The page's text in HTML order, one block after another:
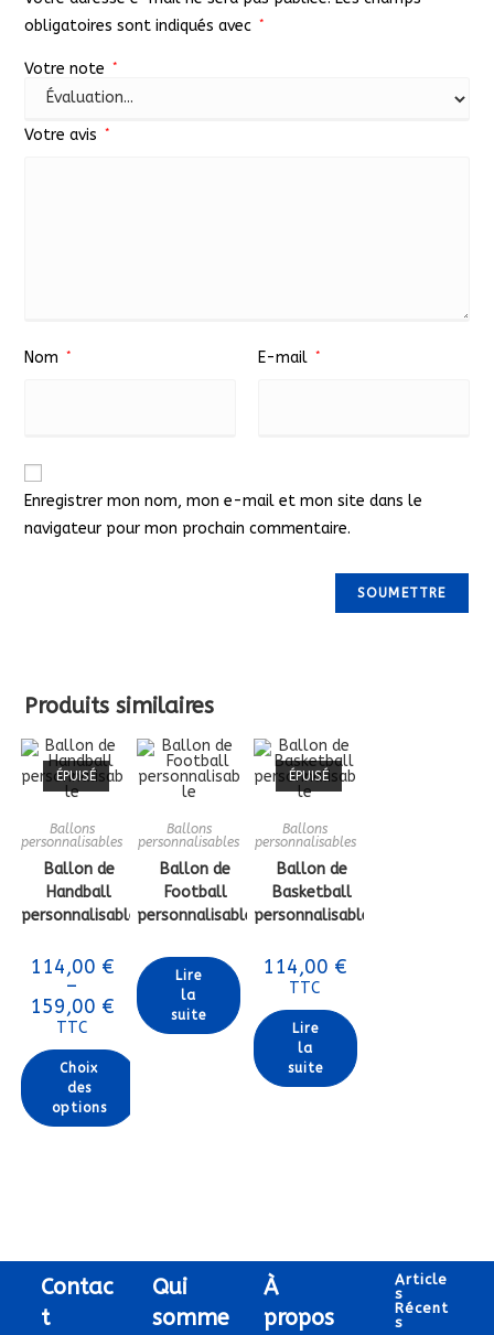
obligatoires sont indiqués avec
*
Votre note *
Votre avis *
Nom * E-mail *
Enregistrer mon nom, mon e-mail et mon site dans le
navigateur pour mon prochain commentaire.
Produits similaires
ÉPUISÉ
Ballons
personnalisables
Ballon de
Handball
personnalisable
114,00 €
–
159,00 €Plage
de
114,00 €
TTC
Choix
des
options
Ce
sur
Ballons
personnalisables
Ballon de
Football
personnalisable
Lire
la
suite
ÉPUISÉ
Ballons
personnalisables
Ballon de
Basketball
personnalisable
114,00 €
TTC
Lire
la
suite
Contac
t
Qui
somme
À
propos
Article
S
Récent
S